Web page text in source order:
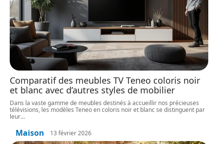
Comparatif des meubles TV Teneo coloris noir
et blanc avec d’autres styles de mobilier
Dans la vaste gamme de meubles destinés à accueillir nos précieuses
télévisions, les modèles Teneo en coloris noir et blanc se distinguent par
leur…
Maison 13 février 2026